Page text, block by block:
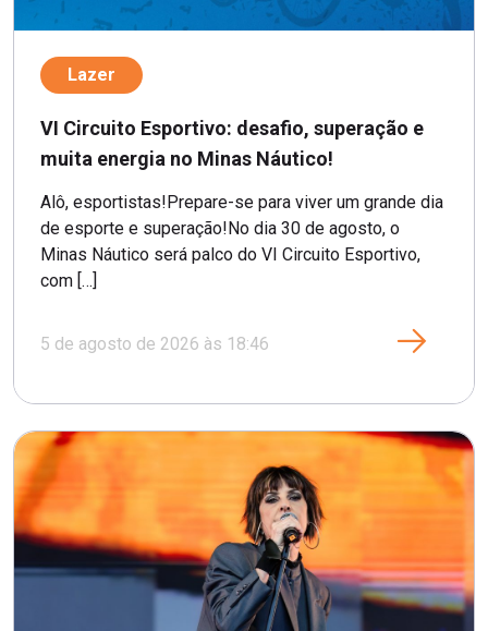
Lazer
VI Circuito Esportivo: desafio, superação e
muita energia no Minas Náutico!
Alô, esportistas!Prepare-se para viver um grande dia
de esporte e superação!No dia 30 de agosto, o
Minas Náutico será palco do VI Circuito Esportivo,
com […]
5 de agosto de 2026 às 18:46